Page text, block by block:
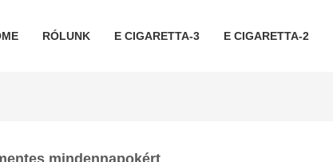
RÓLUNK E CIGARETTA-3 E CIGARETTA-2
mindennapokért